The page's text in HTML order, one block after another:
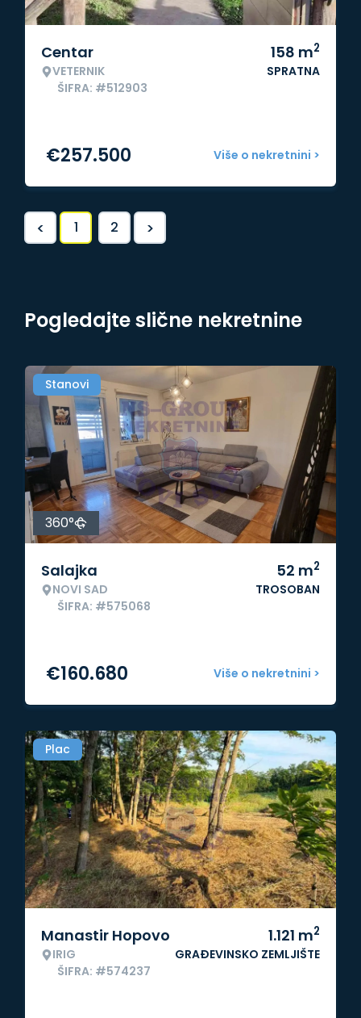
Centar
VETERNIK
ŠIFRA: #512903
158 m2
SPRATNA
Više o nekretnini >
€257.500
< 1 2 >
Pogledajte slične nekretnine
Stanovi
360°
Salajka
NOVI SAD
ŠIFRA: #575068
52 m2
TROSOBAN
Više o nekretnini >
€160.680
Plac
Manastir Hopovo
IRIG
ŠIFRA: #574237
1.121 m2
GRAĐEVINSKO ZEMLJIŠTE